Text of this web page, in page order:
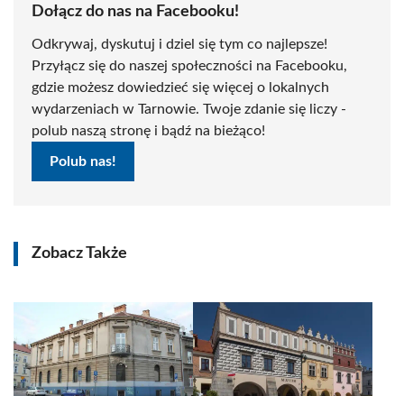
Dołącz do nas na Facebooku!
Odkrywaj, dyskutuj i dziel się tym co najlepsze!
Przyłącz się do naszej społeczności na Facebooku,
gdzie możesz dowiedzieć się więcej o lokalnych
wydarzeniach w Tarnowie. Twoje zdanie się liczy -
polub naszą stronę i bądź na bieżąco!
Polub nas!
Zobacz Także